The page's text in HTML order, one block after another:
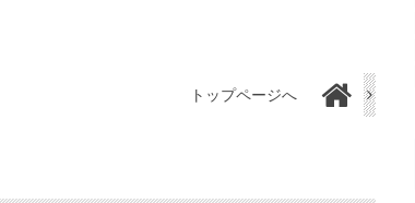
トップページへ